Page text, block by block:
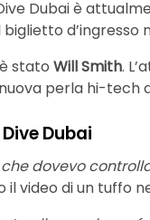
Dubai è
biglietto
stato Will Smith.
perla hi-tech
Dubai
dovevo
il video di un tuffo